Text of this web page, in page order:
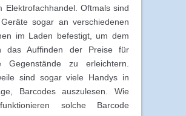
Elektrofachhandel. Oftmals sind
sogar an verschiedenen
im Laden befestigt, um dem
das Auffinden der Preise für
Gegenstände zu erleichtern.
sind sogar viele Handys in
Barcodes auszulesen. Wie
solche Barcode